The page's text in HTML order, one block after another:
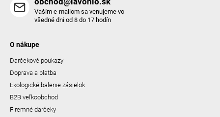
Vaším e-mailom sa venujeme vo
všedné dni od 8 do 17 hodín
O nákupe
Darčekové poukazy
Doprava a platba
Ekologické balenie zásielok
B2B veľkoobchod
Firemné darčeky